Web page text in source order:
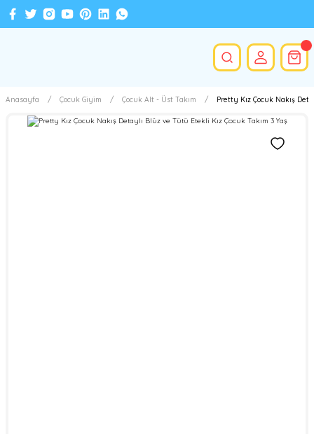
Anasayfa Çocuk Giyim Çocuk Alt - Üst Takım Pretty Kız Çocuk Nakış